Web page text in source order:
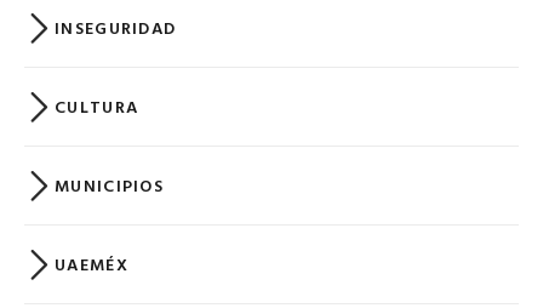
INSEGURIDAD
CULTURA
MUNICIPIOS
UAEMÉX